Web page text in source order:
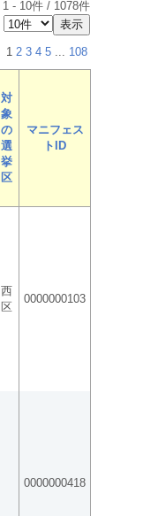
1 - 10件 / 1078件
1 2 3 4 5 ... 108
対
象
の
選
挙
区
マニフェス
トID
西
区
0000000103
0000000418